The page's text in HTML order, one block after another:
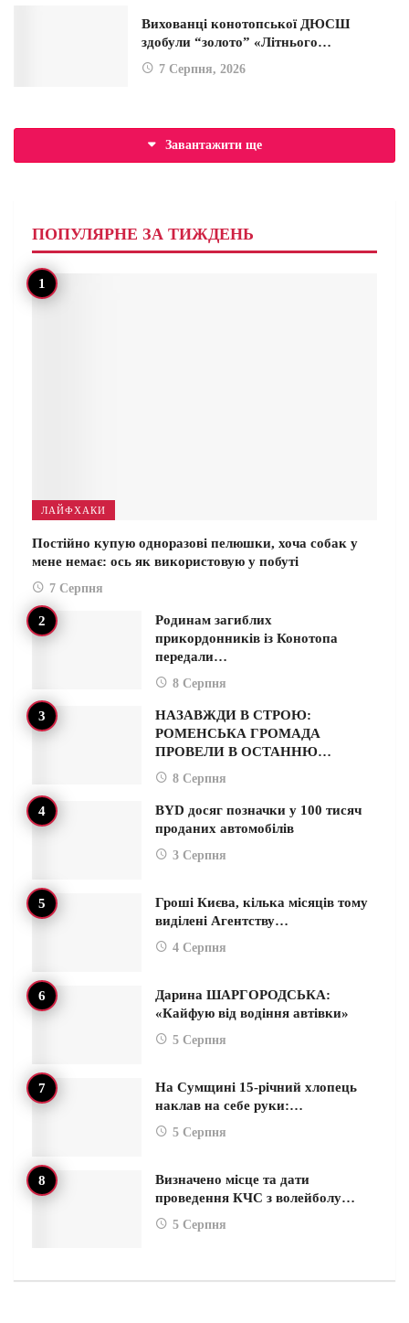
Вихованці конотопської ДЮСШ
здобули “золото” «Літнього…
7 Серпня, 2026
Завантажити ще
ПОПУЛЯРНЕ ЗА ТИЖДЕНЬ
ЛАЙФХАКИ
Постійно купую одноразові пелюшки, хоча собак у
мене немає: ось як використовую у побуті
7 Серпня
Родинам загиблих
прикордонників із Конотопа
передали…
8 Серпня
НАЗАВЖДИ В СТРОЮ:
РОМЕНСЬКА ГРОМАДА
ПРОВЕЛИ В ОСТАННЮ…
8 Серпня
BYD досяг позначки у 100 тисяч
проданих автомобілів
3 Серпня
Гроші Києва, кілька місяців тому
виділені Агентству…
4 Серпня
Дарина ШАРГОРОДСЬКА:
«Кайфую від водіння автівки»
5 Серпня
На Сумщині 15-річний хлопець
наклав на себе руки:…
5 Серпня
Визначено місце та дати
проведення КЧС з волейболу…
5 Серпня